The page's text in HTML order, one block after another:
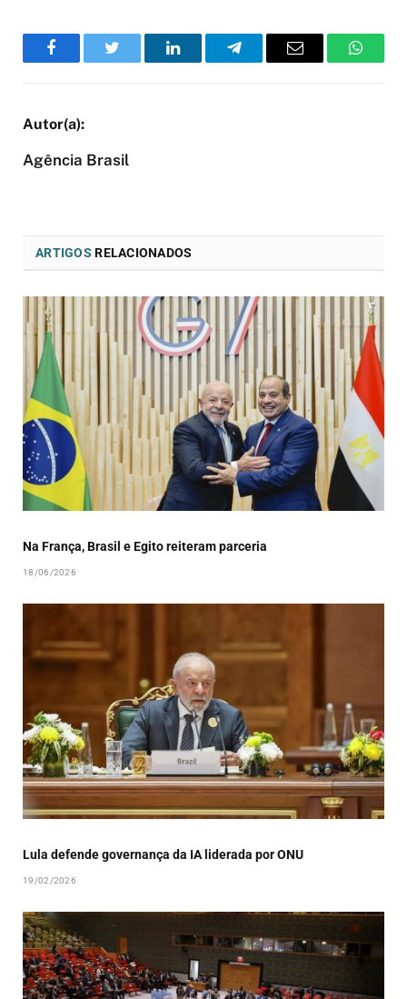
FacebookTwitter LinkedInTelegramEmail
Agência Brasil
ARTIGOS RELACIONADOS
Na França, Brasil e Egito reiteram parceria
18/06/2026
Lula defende governança da IA liderada por ONU
19/02/2026